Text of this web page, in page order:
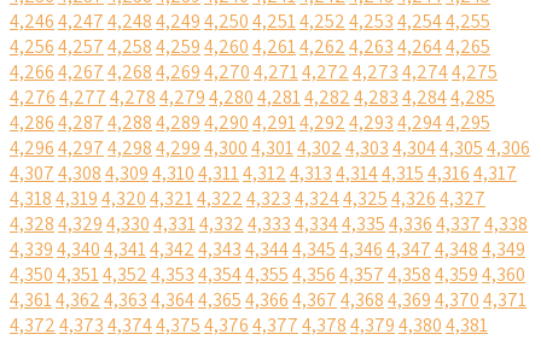
4,2464,2474,2484,2494,2504,2514,2524,2534,2544,255
4,2564,2574,2584,2594,2604,2614,2624,2634,2644,265
4,2664,2674,2684,2694,2704,2714,2724,2734,2744,275
4,2764,2774,2784,2794,2804,2814,2824,2834,2844,285
4,2864,2874,2884,2894,2904,2914,2924,2934,2944,295
4,2964,2974,2984,2994,3004,3014,3024,3034,3044,3054,306
4,3074,3084,3094,3104,3114,3124,3134,3144,3154,3164,317
4,3184,3194,3204,3214,3224,3234,3244,3254,3264,327
4,3284,3294,3304,3314,3324,3334,3344,3354,3364,3374,338
4,3394,3404,3414,3424,3434,3444,3454,3464,3474,3484,349
4,3504,3514,3524,3534,3544,3554,3564,3574,3584,3594,360
4,3614,3624,3634,3644,3654,3664,3674,3684,3694,3704,371
4,3724,3734,3744,3754,3764,3774,3784,3794,3804,381